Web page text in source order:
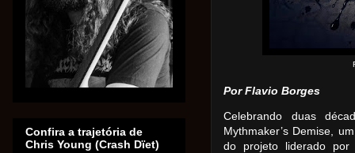
Por Flavio Borges
Celebrando duas
Mythmaker’s Demise,
do projeto liderado por
Confira a trajetória de
Chris Young (Crash Dïet)